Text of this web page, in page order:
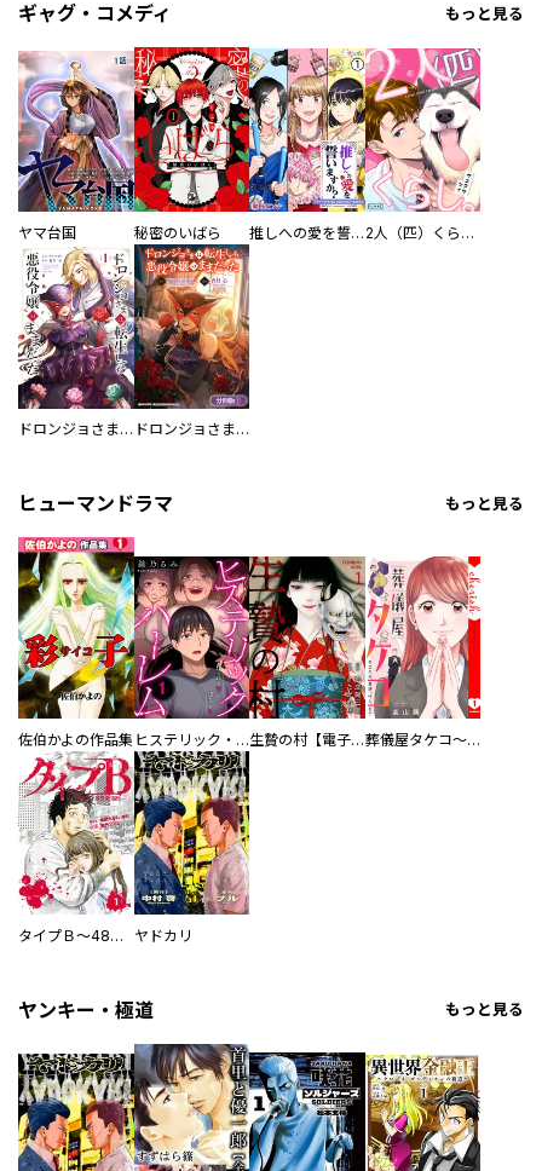
ギャグ・コメディ もっと見る
ヤマ台国 秘密のいばら 推しへの愛を誓いますか？～アラサー女子、推しは逃げぬが人生逃げる～ 2人（匹）くらし。
ドロンジョさまは転生しても悪役令嬢のままだった ドロンジョさまは転生しても悪役令嬢のままだった【分冊版】
ヒューマンドラマ もっと見る
佐伯かよの作品集 ヒステリック・ハーレム～搾られる男と堕ちる女～【電子単行本版】 生贄の村【電子単行本版】 葬儀屋タケコ～あなたの最期、叶えます【電子単行本版】
タイプＢ～48時間後、致死率100％～【単話】 ヤドカリ
ヤンキー・極道 もっと見る